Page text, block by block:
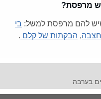
מרפסת?
להם מרפסת למשל: בי
, הבקתות של קלם .
בערבה